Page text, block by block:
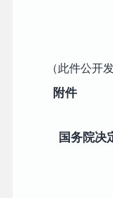
（此件公开
附件
国务院决